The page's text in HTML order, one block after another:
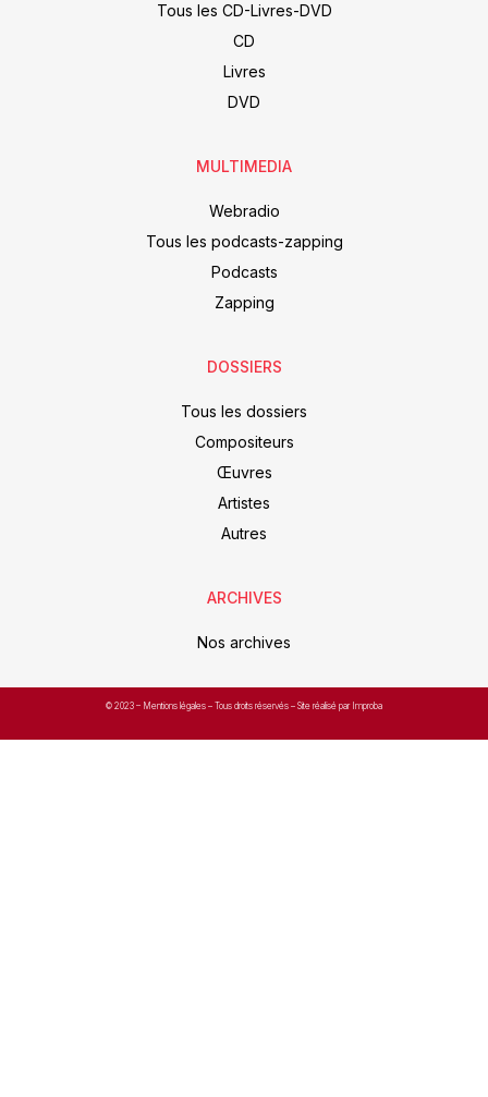
Tous les CD-Livres-DVD
CD
Livres
DVD
MULTIMEDIA
Webradio
Tous les podcasts-zapping
Podcasts
Zapping
DOSSIERS
Tous les dossiers
Compositeurs
Œuvres
Artistes
Autres
ARCHIVES
Nos archives
© 2023 – Mentions légales – Tous droits réservés – Site réalisé par Improba